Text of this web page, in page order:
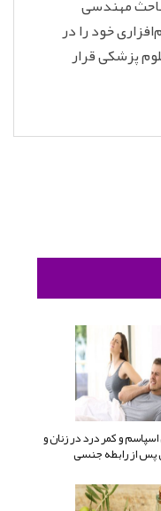
مهندسی
خود را در
پزشکی قرار
و کمر درد در زنان و
پس از رابطه جنسی